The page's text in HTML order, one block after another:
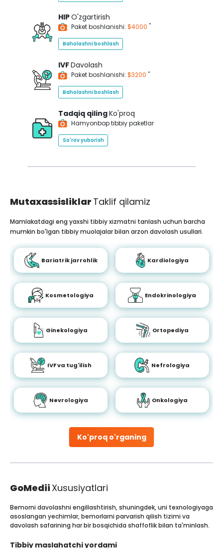
HIPO'zgartirish
Paket boshlanishi: $4000 *
Baholashni boshlash
IVFDavolash
Paket boshlanishi: $3200 *
Baholashni boshlash
Tadqiq qilingKo'proq
Hamyonbop tibbiy paketlar
So'rov yuborish
Mutaxassisliklar Taklif qilamiz
Ko'proq o'rganing
Mamlakatdagi eng yaxshi tibbiy xizmatni tanlash uchun barcha
mumkin bo'lgan tibbiy muolajalar bilan arzon davolash usullari.
Bariatrik jarrohlik Kardiologiya
Kosmetologiya Endokrinologiya
Ginekologiya Ortopediya
IVF va tug'ilish Nefrologiya
Nevrologiya Onkologiya
GoMedii Xususiyatlari
Bemorni davolashni engillashtirish, shuningdek, uni texnologiyaga
asoslangan yechimlar, bemorlarni parvarish qilish tizimi va
davolash safarining har bir bosqichida shaffoflik bilan ta'minlash.
Tibbiy maslahatchi yordami